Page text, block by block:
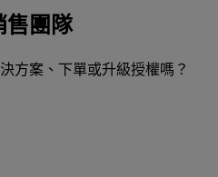
售團隊
方案、下單或升級授權嗎？